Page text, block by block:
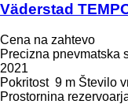
Väderstad
Cena na zahtevo
Precizna pnevmatska
2021
Pokritost 9 m Število
Prostornina